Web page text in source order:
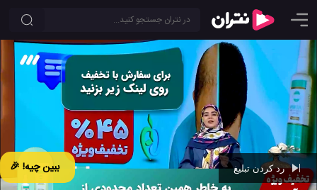
ببین چیه! 🎉 رد کردن تبلیغ